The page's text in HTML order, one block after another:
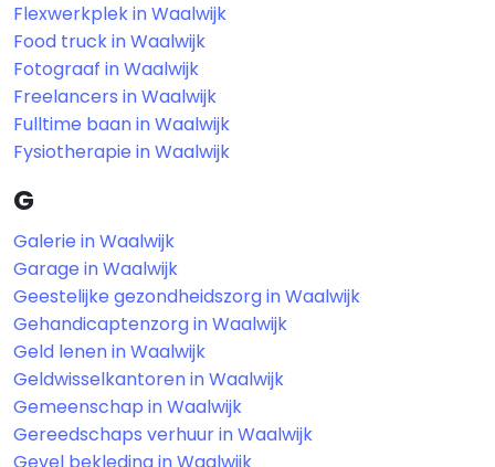
Flexwerkplek in Waalwijk
Food truck in Waalwijk
Fotograaf in Waalwijk
Freelancers in Waalwijk
Fulltime baan in Waalwijk
Fysiotherapie in Waalwijk
G
Galerie in Waalwijk
Garage in Waalwijk
Geestelijke gezondheidszorg in Waalwijk
Gehandicaptenzorg in Waalwijk
Geld lenen in Waalwijk
Geldwisselkantoren in Waalwijk
Gemeenschap in Waalwijk
Gereedschaps verhuur in Waalwijk